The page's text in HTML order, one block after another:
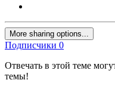
More sharing options...
Подписчики 0
Отвечать в этой теме
темы!